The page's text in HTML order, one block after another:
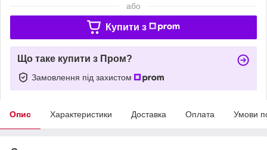
або
Купити з
Що таке купити з Пром?
Замовлення під захистом
Опис Характеристики Доставка Оплата Умови